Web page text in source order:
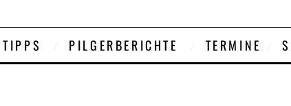
TIPPS PILGERBERICHTE TERMINE